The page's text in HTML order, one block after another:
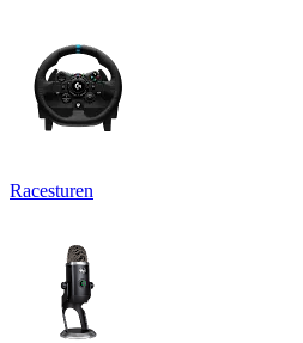
Racesturen